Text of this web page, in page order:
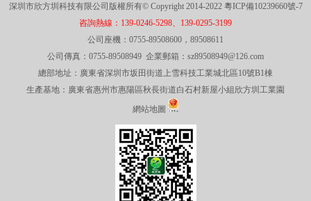
深圳市欣方圳科技有限公司版權所有© Copyright 2014-2022 粵ICP備10239660號-7
咨詢熱線：139-0246-5298、139-0295-3199
公司座機：0755-89508600，89508611
公司傳真：0755-89508949 企業郵箱：sz89508949@126.com
總部地址：廣東省深圳市坂田街道上雪科技工業城北區10號B1棟
生產基地：廣東省惠州市惠陽區秋長街道白石村新屋小組欣方圳工業園
網站地圖